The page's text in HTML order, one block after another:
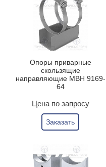
Опоры приварные
скользящие
направляющие МВН 9169-
64
Цена по запросу
Заказать